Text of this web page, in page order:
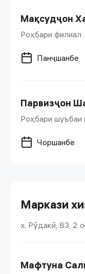
Мақсудҷон
Роҳбари филиал
Панҷшанбе
Парвизҷон
Роҳбари шуъбаи
Чоршанбе
Маркази
х. Рӯдакӣ, 83, 2
Мафтуна